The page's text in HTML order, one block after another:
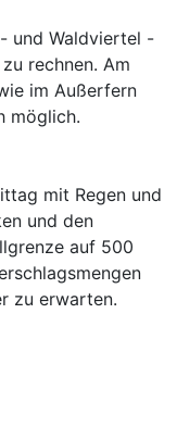
und Waldviertel -
rechnen. Am
im Außerfern
möglich.
mit Regen und
und den
auf 500
zu erwarten.